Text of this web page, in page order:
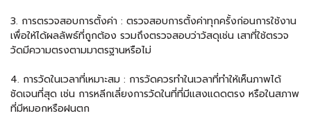
3. การตรวจสอบการตั้งค่า : ตรวจสอบการตั้งค่าทุกครั้งก่อนการใช้งาน
เพื่อให้ได้ผลลัพธ์ที่ถูกต้อง รวมถึงตรวจสอบว่าวัสดุเช่น เสาที่ใช้ตรวจ
วัดมีความตรงตามมาตรฐานหรือไม่
4. การวัดในเวลาที่เหมาะสม : การวัดควรทำในเวลาที่ทำให้เห็นภาพได้
ชัดเจนที่สุด เช่น การหลีกเลี่ยงการวัดในที่ที่มีแสงแดดตรง หรือในสภาพ
ที่มีหมอกหรือฝนตก